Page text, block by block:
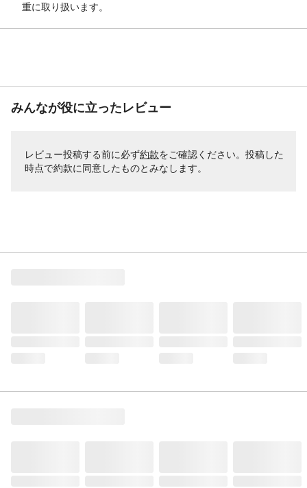
重に取り扱います。
みんなが役に立ったレビュー
レビュー投稿する前に必ず約款をご確認ください。投稿した
時点で約款に同意したものとみなします。